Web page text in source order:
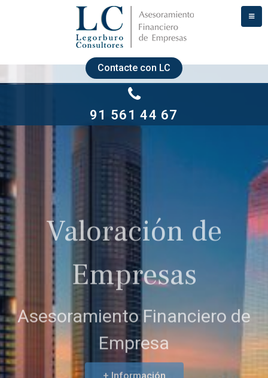
Contacte con LC
91 561 44 67
Valoración de
Empresas
Asesoramiento Financiero de
Empresa